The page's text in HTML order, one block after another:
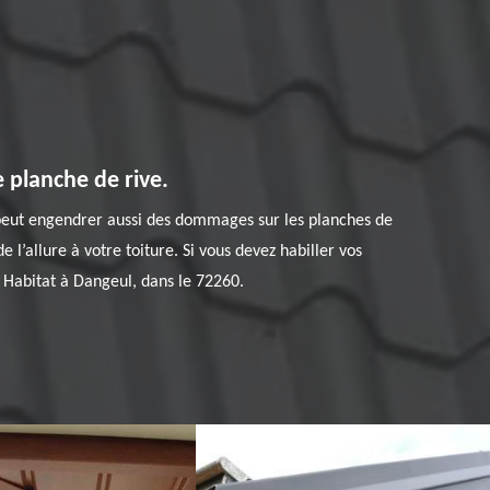
planche de rive.
engendrer aussi des dommages sur les planches de
l’allure à votre toiture. Si vous devez habiller vos
à Dangeul, dans le 72260.